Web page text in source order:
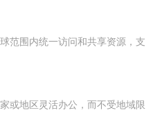
范围内统一访问和共享资源，支
或地区灵活办公，而不受地域限